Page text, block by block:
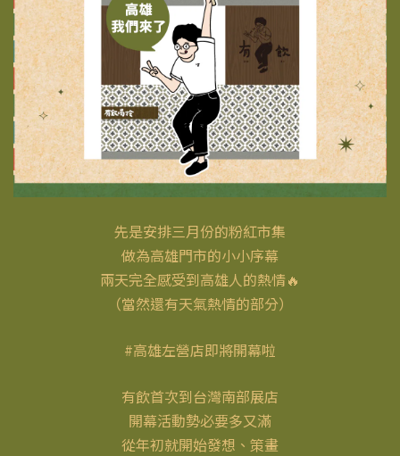
先是安排三月份的粉紅市集
做為高雄門市的小小序幕
兩天完全感受到高雄人的熱情🔥
（當然還有天氣熱情的部分）
#高雄左營店即將開幕啦
有飲首次到台灣南部展店
開幕活動勢必要多又滿
從年初就開始發想、策畫